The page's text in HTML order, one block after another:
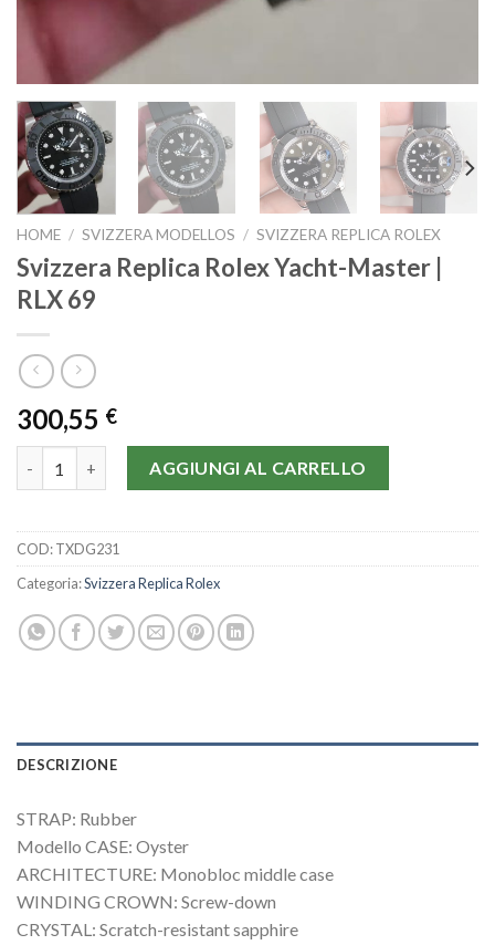
HOME / SVIZZERA MODELLOS / SVIZZERA REPLICA ROLEX
Svizzera Replica Rolex Yacht-Master |
RLX 69
300,55 €
AGGIUNGI AL CARRELLO
COD:TXDG231
Categoria:Svizzera Replica Rolex
DESCRIZIONE
STRAP: Rubber
Modello CASE: Oyster
ARCHITECTURE: Monobloc middle case
WINDING CROWN: Screw-down
CRYSTAL: Scratch-resistant sapphire